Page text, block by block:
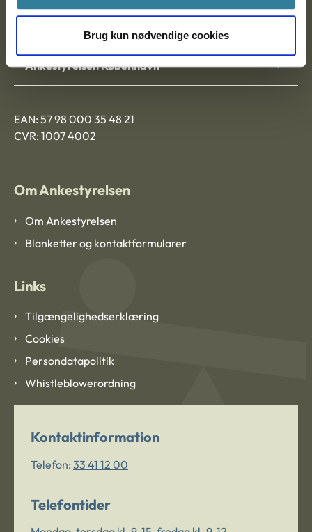
Brug kun nødvendige cookies
Ankestyrelsen København
EAN: 57 98 000 35 48 21
CVR: 1007 4002
Om Ankestyrelsen
Om Ankestyrelsen
Blanketter og kontaktformularer
Links
Tilgængelighedserklæring
Cookies
Persondatapolitik
Whistleblowerordning
Kontaktinformation
Telefon: 33 41 12 00
Telefontider